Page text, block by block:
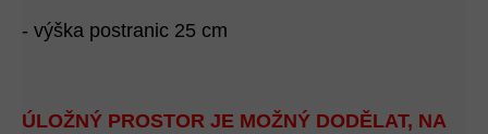
- výška postranic 25 cm
ÚLOŽNÝ PROSTOR JE MOŽNÝ DODĚLAT, NA